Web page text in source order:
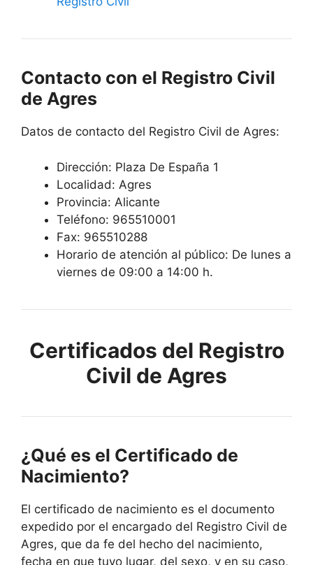
Contacto con el Registro Civil
de Agres
Datos de contacto del Registro Civil de Agres:
Dirección: Plaza De España 1
Localidad: Agres
Provincia: Alicante
Teléfono: 965510001
Fax: 965510288
Horario de atención al público: De lunes a
viernes de 09:00 a 14:00 h.
Certificados del Registro
Civil de Agres
¿Qué es el Certificado de
Nacimiento?
El certificado de nacimiento es el documento
expedido por el encargado del Registro Civil de
Agres, que da fe del hecho del nacimiento,
fecha en que tuvo lugar, del sexo, y en su caso,